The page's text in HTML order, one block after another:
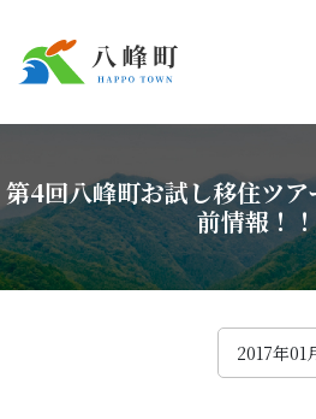
Foreign
第4回八峰町お試し移住ツ
前情報！
2017年01